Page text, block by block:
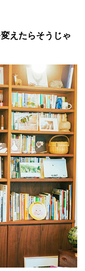
えたらそうじゃ